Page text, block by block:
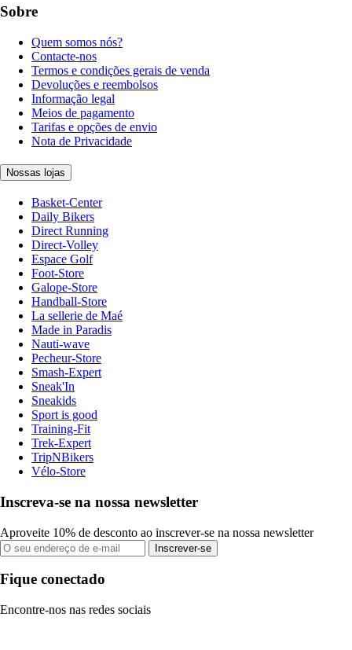
Sobre
Quem somos nós?
Contacte-nos
Termos e condições gerais de venda
Devoluções e reembolsos
Informação legal
Meios de pagamento
Tarifas e opções de envio
Nota de Privacidade
Nossas lojas
Basket-Center
Daily Bikers
Direct Running
Direct-Volley
Espace Golf
Foot-Store
Galope-Store
Handball-Store
La sellerie de Maé
Made in Paradis
Nauti-wave
Pecheur-Store
Smash-Expert
Sneak'In
Sneakids
Sport is good
Training-Fit
Trek-Expert
TripNBikers
Vélo-Store
Inscreva-se na nossa newsletter
Aproveite 10% de desconto ao inscrever-se na nossa newsletter
Inscrever-se
Fique conectado
Encontre-nos nas redes sociais